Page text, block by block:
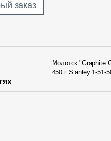
заказ
Молоток "Graphite
450 г Stanley 1-51-